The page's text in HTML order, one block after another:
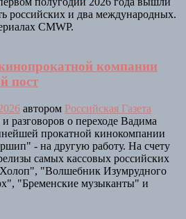
российских и два международных.
CMWP.
компании
пост
автором Российская Газета
разговоров о переходе Вадима
прокатной кинокомпании
- на другую работу. На счету
самых кассовых российских
"Волшебник Изумрудного
"Бременские музыканты" и